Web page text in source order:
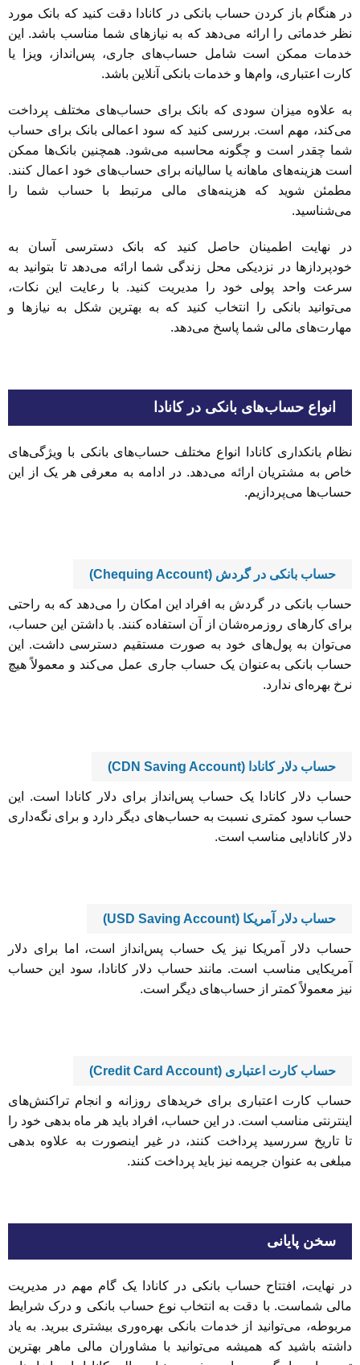
در هنگام باز کردن حساب بانکی در کانادا دقت کنید که بانک مورد
نظر خدماتی را ارائه می‌دهد که به نیازهای شما مناسب باشد. این
خدمات ممکن است شامل حساب‌های جاری، پس‌انداز، ویزا یا
کارت اعتباری، وام‌ها و خدمات بانکی آنلاین باشد.
به علاوه میزان سودی که بانک برای حساب‌های مختلف پرداخت
می‌کند، مهم است. بررسی کنید که سود اعمالی بانک برای حساب
شما چقدر است و چگونه محاسبه می‌شود. همچنین بانک‌ها ممکن
است هزینه‌های ماهانه یا سالیانه برای حساب‌های خود اعمال کنند.
مطمئن شوید که هزینه‌های مالی مرتبط با حساب شما را
می‌شناسید.
در نهایت اطمینان حاصل کنید که بانک دسترسی آسان به
خودپرداز‌ها در نزدیکی محل زندگی شما ارائه می‌دهد تا بتوانید به
سرعت واحد پولی خود را مدیریت کنید. با رعایت این نکات،
می‌توانید بانکی را انتخاب کنید که به بهترین شکل به نیازها و
مهارت‌های مالی شما پاسخ می‌دهد.
انواع حساب‌های بانکی در کانادا
نظام بانکداری کانادا انواع مختلف حساب‌های بانکی با ویژگی‌های
خاص به مشتریان ارائه می‌دهد. در ادامه به معرفی هر یک از این
حساب‌ها می‌پردازیم.
حساب بانکی در گردش (Chequing Account)
حساب بانکی در گردش به افراد این امکان را می‌دهد که به راحتی
برای کارهای روزمره‌شان از آن استفاده کنند. با داشتن این حساب،
می‌توان به پول‌های خود به صورت مستقیم دسترسی داشت. این
حساب بانکی به‌عنوان یک حساب جاری عمل می‌کند و معمولاً هیچ
نرخ بهره‌ای ندارد.
حساب دلار کانادا (CDN Saving Account)
حساب دلار کانادا یک حساب پس‌انداز برای دلار کانادا است. این
حساب سود کمتری نسبت به حساب‌های دیگر دارد و برای نگه‌داری
دلار کانادایی مناسب است.
حساب دلار آمریکا (USD Saving Account)
حساب دلار آمریکا نیز یک حساب پس‌انداز است، اما برای دلار
آمریکایی مناسب است. مانند حساب دلار کانادا، سود این حساب
نیز معمولاً کمتر از حساب‌های دیگر است.
حساب کارت اعتباری (Credit Card Account)
حساب کارت اعتباری برای خریدهای روزانه و انجام تراکنش‌های
اینترنتی مناسب است. در این حساب، افراد باید هر ماه بدهی خود را
تا تاریخ سررسید پرداخت کنند، در غیر اینصورت به علاوه بدهی
مبلغی به عنوان جریمه نیز باید پرداخت کنند.
سخن پایانی
در نهایت، افتتاح حساب بانکی در کانادا یک گام مهم در مدیریت
مالی شماست. با دقت به انتخاب نوع حساب بانکی و درک شرایط
مربوطه، می‌توانید از خدمات بانکی بهره‌وری بیشتری ببرید. به یاد
داشته باشید که همیشه می‌توانید با مشاوران مالی ماهر بهترین